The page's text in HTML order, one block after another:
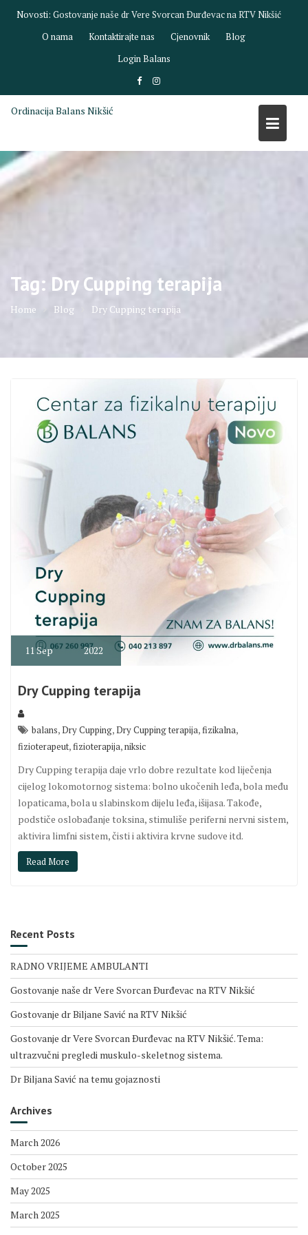
Novosti:Gostovanje dr Biljane Savić na RTV Nikšić
O nama
Kontaktirajte nas Cjenovnik
Blog
Login Balans
Ordinacija Balans Nikšić
Tag: Dry Cupping terapija
Home Blog Dry Cupping terapija
11Sep 2022
Dry Cupping terapija
balans,Dry Cupping,Dry Cupping terapija,fizikalna,
fizioterapeut,fizioterapija,niksic
Dry Cupping terapija daje vrlo dobre rezultate kod liječenja
cijelog lokomotornog sistema: bolno ukočenih leđa, bola među
lopaticama, bola u slabinskom dijelu leđa, išijasa. Takođe,
podstiče oslobađanje toksina, stimuliše periferni nervni sistem,
aktivira limfni sistem, čisti i aktivira krvne sudove itd.
Read More
Recent Posts
RADNO VRIJEME AMBULANTI
Gostovanje naše dr Vere Svorcan Ðurđevac na RTV Nikšić
Gostovanje dr Biljane Savić na RTV Nikšić
Gostovanje dr Vere Svorcan Ðurđevac na RTV Nikšić. Tema:
ultrazvučni pregledi muskulo-skeletnog sistema.
Dr Biljana Savić na temu gojaznosti
Archives
March 2026
October 2025
May 2025
March 2025